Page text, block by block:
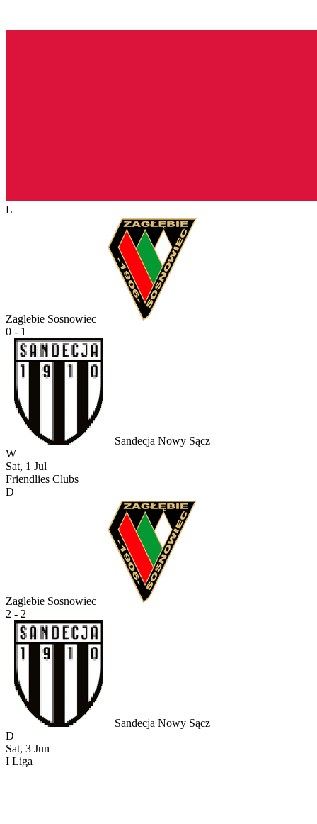
L
Zaglebie Sosnowiec
0 - 1
Sandecja Nowy Sącz
W
Sat, 1 Jul
Friendlies Clubs
D
Zaglebie Sosnowiec
2 - 2
Sandecja Nowy Sącz
D
Sat, 3 Jun
I Liga